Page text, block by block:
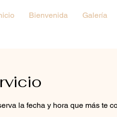
Bienvenida Galería
la fecha y hora que más te